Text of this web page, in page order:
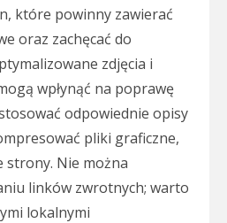
które powinny zawierać
oraz zachęcać do
zdjęcia i
wpłynąć na poprawę
odpowiednie opisy
pliki graficzne,
strony. Nie można
linków zwrotnych; warto
lokalnymi